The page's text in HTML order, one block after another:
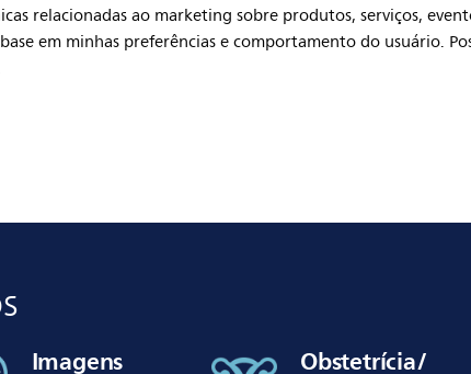
relacionadas ao marketing sobre produtos, serviços,
em minhas preferências e comportamento do usuário.
Imagens Obstetrícia/